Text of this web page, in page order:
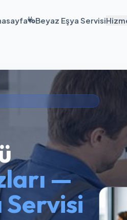
Beyaz Eşya Servisi
—
Servisi